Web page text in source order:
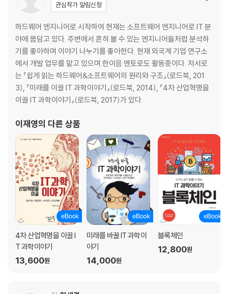
패치(Fetch)
명령어 해석(Decode)
명령어 실행(Execute)
데이터 저장(Write back)
파이프라인
인터럽트
페리페럴 제어
1.5 개발 환경 만들기
ARMulator 설정하기
1.6 샘플 코딩 따라하기
Timer 제어하기
스타트업 코드
1.7 MCU 학습을 마치며
연습문제
CHAPTER 2 컴파일러: 프로그램 코드의 변환 도구
2.1 들어가며
2.2 컴파일러: 능력 좋은 통번역가
국가 간의 의사소통
통번역의 과정
관심작가 알림신청
하드웨어 엔지니어로 시작하여 현재는 소프트웨어 엔지니어로 IT 분
야에 몸담고 있다. 주변에서 흔히 볼 수 있는 엔지니어들처럼 분석하
기를 좋아하며 이야기 나누기를 좋아한다. 현재 외국계 기업 연구소
에서 개발 업무를 맡고 있으며 한이음 멘토로도 활동중이다. 저서로
는 『쉽게 읽는 하드웨어&소프트웨어의 원리와 구조』(로드북, 201
3), 『미래를 이끌 IT 과학이야기』(로드북, 2014), 『4차 산업혁명을
이끌 IT 과학이야기』(로드북, 2017)가 있다.
이재영의 다른 상품
4차 산업혁명을 이끌 I
T 과학이야기
13,600원
미래를 바꿀 IT 과학이
야기
14,000원
블록체인
12,800원